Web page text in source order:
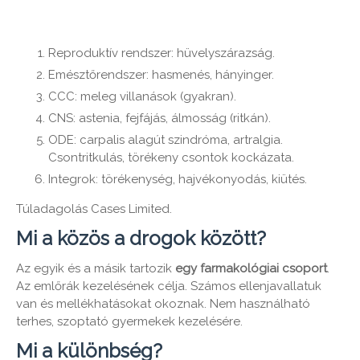
Reproduktív rendszer: hüvelyszárazság.
Emésztőrendszer: hasmenés, hányinger.
CCC: meleg villanások (gyakran).
CNS: astenia, fejfájás, álmosság (ritkán).
ODE: carpalis alagút szindróma, artralgia.
Csontritkulás, törékeny csontok kockázata.
Integrok: törékenység, hajvékonyodás, kiütés.
Túladagolás Cases Limited.
Mi a közös a drogok között?
Az egyik és a másik tartozik egy farmakológiai csoport.
Az emlőrák kezelésének célja. Számos ellenjavallatuk
van és mellékhatásokat okoznak. Nem használható
terhes, szoptató gyermekek kezelésére.
Mi a különbség?